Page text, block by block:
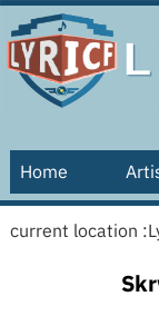
Home
current location :